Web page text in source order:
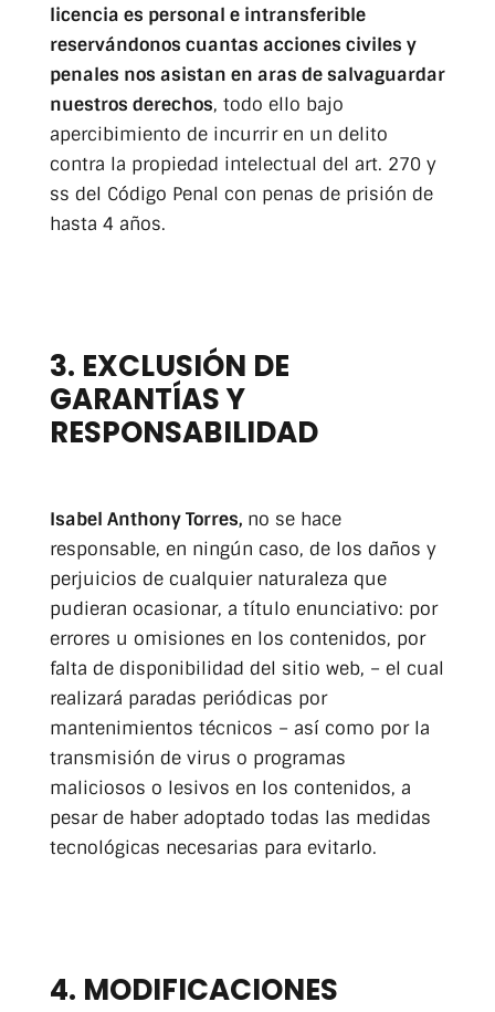
licencia es personal e intransferible
reservándonos cuantas acciones civiles y
penales nos asistan en aras de salvaguardar
nuestros derechos, todo ello bajo
apercibimiento de incurrir en un delito
contra la propiedad intelectual del art. 270 y
ss del Código Penal con penas de prisión de
hasta 4 años.
3. EXCLUSIÓN DE
GARANTÍAS Y
RESPONSABILIDAD
Isabel Anthony Torres, no se hace
responsable, en ningún caso, de los daños y
perjuicios de cualquier naturaleza que
pudieran ocasionar, a título enunciativo: por
errores u omisiones en los contenidos, por
falta de disponibilidad del sitio web, – el cual
realizará paradas periódicas por
mantenimientos técnicos – así como por la
transmisión de virus o programas
maliciosos o lesivos en los contenidos, a
pesar de haber adoptado todas las medidas
tecnológicas necesarias para evitarlo.
4. MODIFICACIONES